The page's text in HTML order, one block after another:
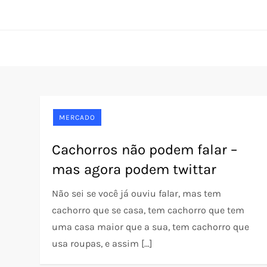
MERCADO
Cachorros não podem falar –
mas agora podem twittar
Não sei se você já ouviu falar, mas tem
cachorro que se casa, tem cachorro que tem
uma casa maior que a sua, tem cachorro que
usa roupas, e assim […]